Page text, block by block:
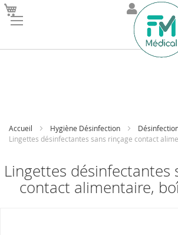
Accueil Hygiène Désinfection
Lingettes désinfectantes sans rinçage contact
Lingettes désinfectantes
contact alimentaire,